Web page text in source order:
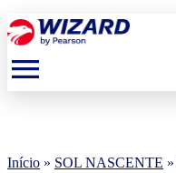
menu
Início » SOL NASCENTE »